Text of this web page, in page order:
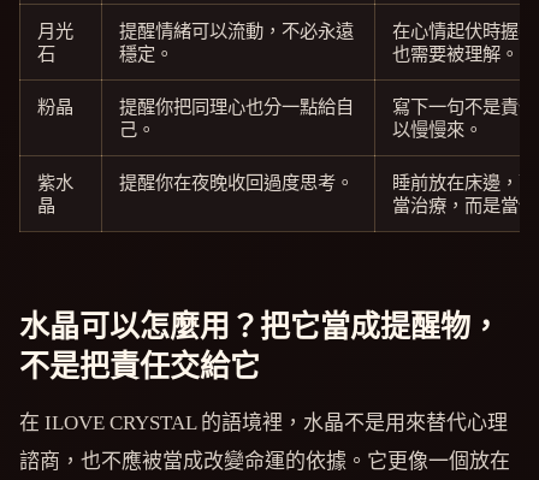
月光
石
提醒情緒可以流動，不必永遠
穩定。
在心情起伏時握
也需要被理解。
粉晶
提醒你把同理心也分一點給自
己。
寫下一句不是責
以慢慢來。
紫水
晶
提醒你在夜晚收回過度思考。
睡前放在床邊，
當治療，而是當
水晶可以怎麼用？把它當成提醒物，
不是把責任交給它
在 ILOVE CRYSTAL 的語境裡，水晶不是用來替代心理
諮商，也不應被當成改變命運的依據。它更像一個放在